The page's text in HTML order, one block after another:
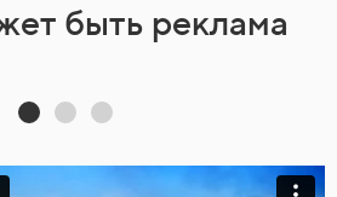
быть реклама